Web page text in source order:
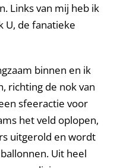
Links van mij heb ik
U, de fanatieke
binnen en ik
richting de nok van
sfeeractie voor
het veld oplopen,
uitgerold en wordt
Uit heel